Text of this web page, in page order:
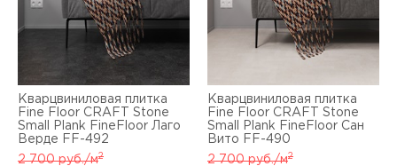
Кварцвиниловая плитка
Fine Floor CRAFT Stone
Small Plank FineFloor Лаго
Верде FF-492
2 700руб./м2
Кварцвиниловая плитка
Fine Floor CRAFT Stone
Small Plank FineFloor Сан
Вито FF-490
2 700руб./м2